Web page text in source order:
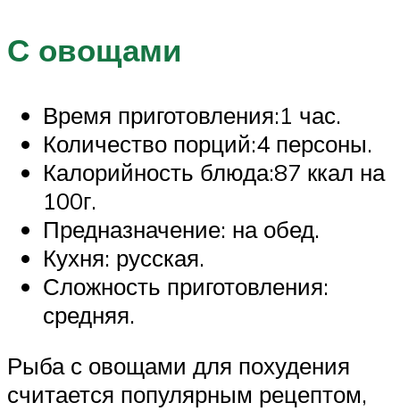
С овощами
Время приготовления:1 час.
Количество порций:4 персоны.
Калорийность блюда:87 ккал на
100г.
Предназначение: на обед.
Кухня: русская.
Сложность приготовления:
средняя.
Рыба с овощами для похудения
считается популярным рецептом,